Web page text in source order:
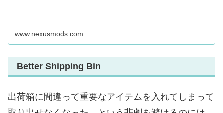
www.nexusmods.com
Better Shipping Bin
出荷箱に間違って重要なアイテムを入れてしまって